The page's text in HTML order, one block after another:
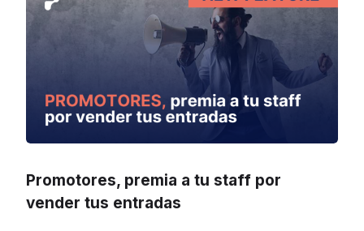
Promotores, premia a tu staff por
vender tus entradas